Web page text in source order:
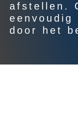
afstellen.
door het